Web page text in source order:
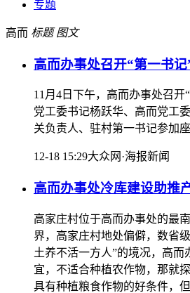
专题
高而 标题 图文
高而办事处召开“第一书
11月4日下午，高而办事处召开
党工委书记杨跃华、高而党工
关负责人、驻村第一书记参加座
12-18 15:29大众网·海报新闻
高而办事处冷库建设助推
高家庄村位于高而办事处的最
界，高家庄村地处偏僻，数省
土养不活一方人”的境况，高而
宜，不适合种植农作物，那就
具有种植粮食作物的好条件，